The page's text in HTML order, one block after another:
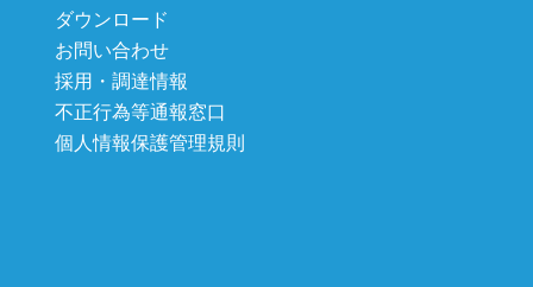
ダウンロード
お問い合わせ
採用・調達情報
不正行為等通報窓口
個人情報保護管理規則